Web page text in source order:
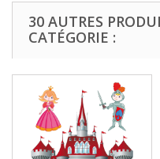
30 AUTRES
CATÉGORIE :